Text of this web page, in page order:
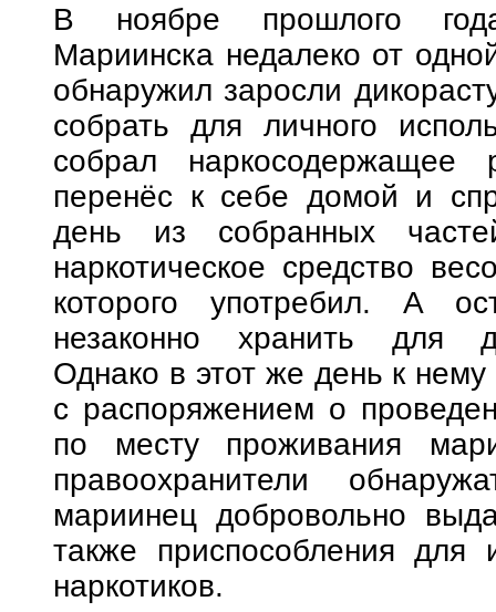
В ноябре прошлого
Мариинска недалеко от
обнаружил заросли
собрать для личного
собрал наркосодержащее
перенёс к себе домой и
день из собранных
наркотическое средство
которого употребил. А
незаконно хранить для
Однако в этот же день к
с распоряжением о
по месту проживания
правоохранители
мариинец добровольно
также приспособления для
наркотиков.